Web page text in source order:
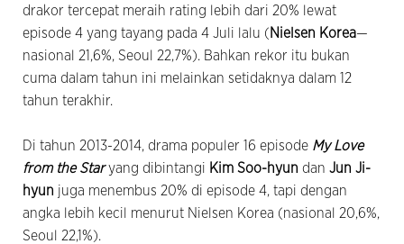
drakor tercepat meraih rating lebih dari 20% lewat
episode 4 yang tayang pada 4 Juli lalu (Nielsen Korea—
nasional 21,6%, Seoul 22,7%). Bahkan rekor itu bukan
cuma dalam tahun ini melainkan setidaknya dalam 12
tahun terakhir.
Di tahun 2013-2014, drama populer 16 episode My Love
from the Staryang dibintangi Kim Soo-hyun dan Jun Ji-
hyun juga menembus 20% di episode 4, tapi dengan
angka lebih kecil menurut Nielsen Korea (nasional 20,6%,
Seoul 22,1%).